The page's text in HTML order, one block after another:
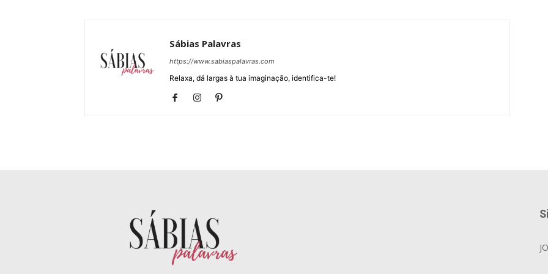
Sábias Palavras
https://www.sabiaspalavras.com
Relaxa, dá largas à tua imaginação, identifica-te!